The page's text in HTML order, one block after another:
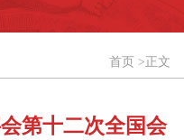
首页 > 正文
第十二次全国会